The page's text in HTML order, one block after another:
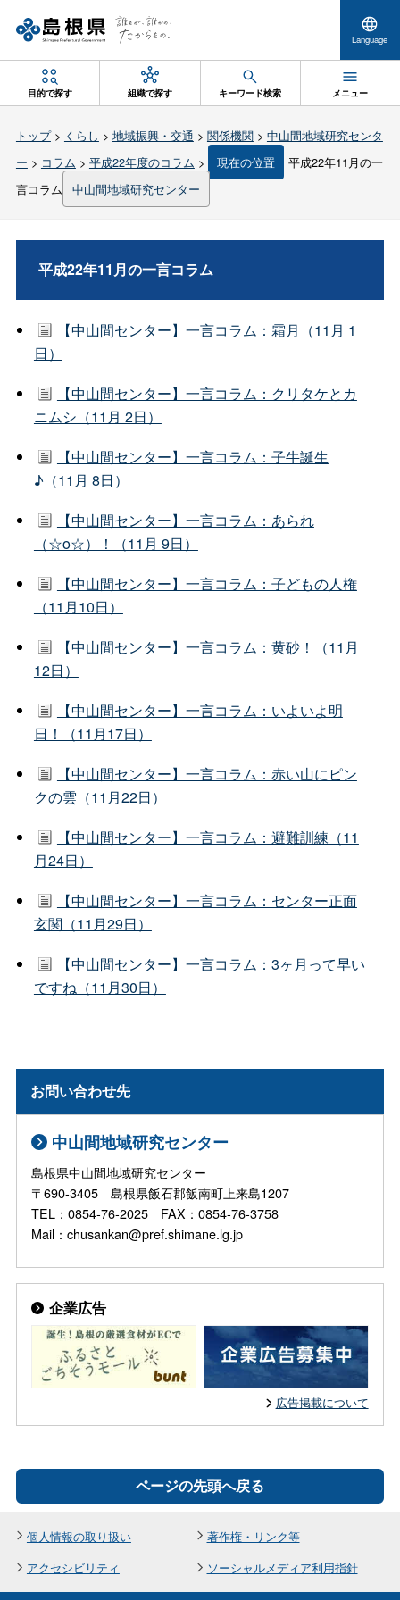
Language
目的で探す 組織で探す キーワード検索 メニュー
トップ> くらし > 地域振興・交通 > 関係機関> 中山間地域研究センタ
ー > コラム > 平成22年度のコラム > 現在の位置
平成22年11月の一
言コラム
中山間地域研究センター
平成22年11月の一言コラム
【中山間センター】一言コラム：霜月（11月 1
日）
【中山間センター】一言コラム：クリタケとカ
ニムシ（11月 2日）
【中山間センター】一言コラム：子牛誕生
♪（11月 8日）
【中山間センター】一言コラム：あられ
（☆o☆）！（11月 9日）
【中山間センター】一言コラム：子どもの人権
（11月10日）
【中山間センター】一言コラム：黄砂！（11月
12日）
【中山間センター】一言コラム：いよいよ明
日！（11月17日）
【中山間センター】一言コラム：赤い山にピン
クの雲（11月22日）
【中山間センター】一言コラム：避難訓練（11
月24日）
【中山間センター】一言コラム：センター正面
玄関（11月29日）
【中山間センター】一言コラム：3ヶ月って早い
ですね（11月30日）
お問い合わせ先
中山間地域研究センター
島根県中山間地域研究センター
〒690-3405 島根県飯石郡飯南町上来島1207
TEL：0854-76-2025 FAX：0854-76-3758
Mail：chusankan@pref.shimane.lg.jp
企業広告
広告掲載について
ページの先頭へ戻る
個人情報の取り扱い
著作権・リンク等
アクセシビリティ
ソーシャルメディア利用指針